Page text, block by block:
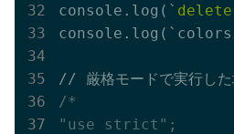
console.log(` delete
console.log(`colors
/*
"use strict";